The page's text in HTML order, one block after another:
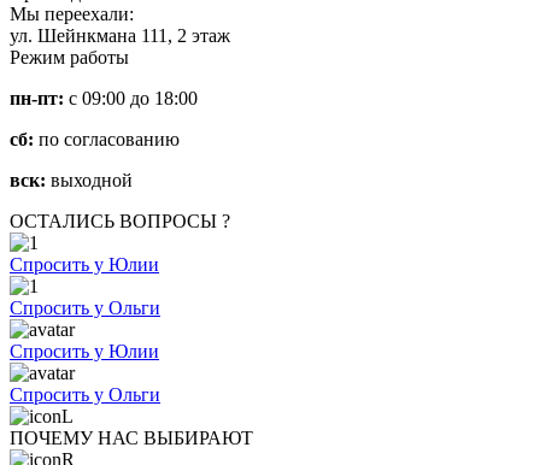
Мы переехали:
ул. Шейнкмана 111, 2 этаж
Режим работы
пн-пт: с 09:00 до 18:00
сб: по согласованию
вск: выходной
ОСТАЛИСЬ ВОПРОСЫ ?
Спросить у Юлии
Спросить у Ольги
Спросить у Юлии
Спросить у Ольги
ПОЧЕМУ НАС ВЫБИРАЮТ